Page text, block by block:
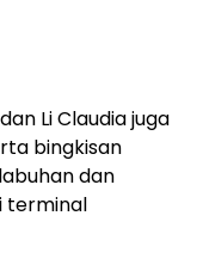
Li Claudia juga
bingkisan
dan
terminal